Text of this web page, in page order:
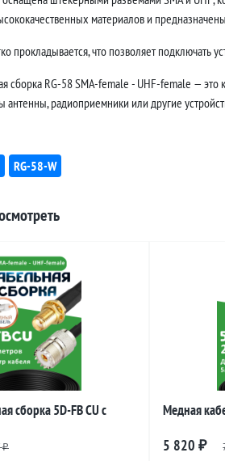
материалов и
прокладывается, что позволяет подключать
сборка RG-58 SMA-female - UHF-female —
антенны, радиоприемники или другие
RG-58-W
сборка 5D-FB CU с
₽
Медная
метров
5 820₽